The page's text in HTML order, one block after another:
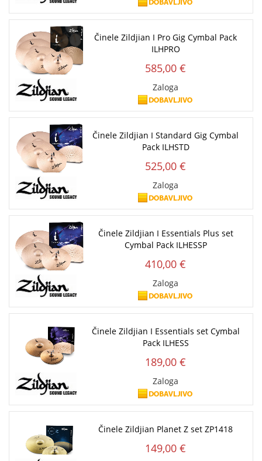
Činele Zildjian I Pro Gig Cymbal Pack
ILHPRO
585,00 €
Zaloga
Činele Zildjian I Standard Gig Cymbal
Pack ILHSTD
525,00 €
Zaloga
Činele Zildjian I Essentials Plus set
Cymbal Pack ILHESSP
410,00 €
Zaloga
Činele Zildjian I Essentials set Cymbal
Pack ILHESS
189,00 €
Zaloga
Činele Zildjian Planet Z set ZP1418
149,00 €